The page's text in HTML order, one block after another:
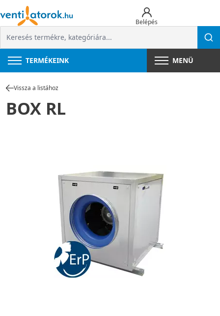
Belépés
TERMÉKEINK MENÜ
Vissza a listához
BOX RL